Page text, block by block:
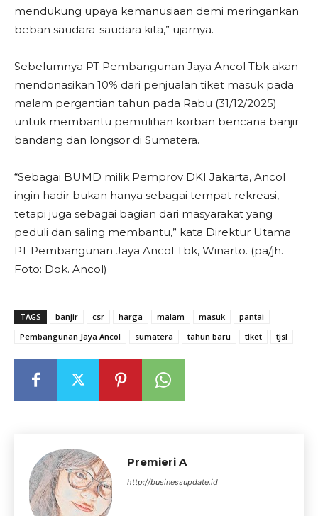
mendukung upaya kemanusiaan demi meringankan
beban saudara-saudara kita,” ujarnya.
Sebelumnya PT Pembangunan Jaya Ancol Tbk akan
mendonasikan 10% dari penjualan tiket masuk pada
malam pergantian tahun pada Rabu (31/12/2025)
untuk membantu pemulihan korban bencana banjir
bandang dan longsor di Sumatera.
“Sebagai BUMD milik Pemprov DKI Jakarta, Ancol
ingin hadir bukan hanya sebagai tempat rekreasi,
tetapi juga sebagai bagian dari masyarakat yang
peduli dan saling membantu,” kata Direktur Utama
PT Pembangunan Jaya Ancol Tbk, Winarto. (pa/jh.
Foto: Dok. Ancol)
TAGS banjir csr harga malam masuk
pantai
Pembangunan Jaya Ancol
sumatera tahun baru tiket tjsl
Premieri A
http://businessupdate.id